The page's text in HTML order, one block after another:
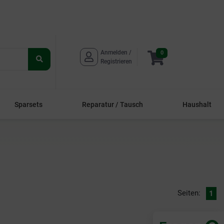
starten
Anmelden /
Registrieren
0
Sparsets Reparatur / Tausch Haushalt
Seiten: 1